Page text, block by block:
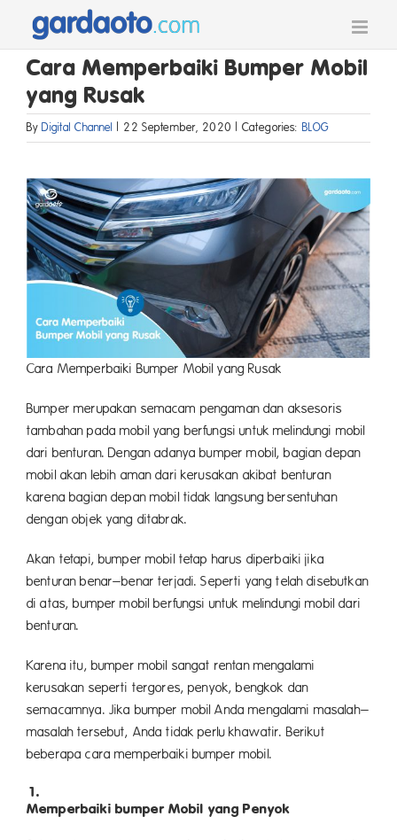
content
Cara Memperbaiki Bumper Mobil
yang Rusak
By Digital Channel | 22 September, 2020 | Categories: BLOG
Cara Memperbaiki Bumper Mobil yang Rusak
Bumper merupakan semacam pengaman dan aksesoris
tambahan pada mobil yang berfungsi untuk melindungi mobil
dari benturan. Dengan adanya bumper mobil, bagian depan
mobil akan lebih aman dari kerusakan akibat benturan
karena bagian depan mobil tidak langsung bersentuhan
dengan objek yang ditabrak.
Akan tetapi, bumper mobil tetap harus diperbaiki jika
benturan benar–benar terjadi. Seperti yang telah disebutkan
di atas, bumper mobil berfungsi untuk melindungi mobil dari
benturan.
Karena itu, bumper mobil sangat rentan mengalami
kerusakan seperti tergores, penyok, bengkok dan
semacamnya. Jika bumper mobil Anda mengalami masalah–
masalah tersebut, Anda tidak perlu khawatir. Berikut
beberapa cara memperbaiki bumper mobil.
Memperbaiki bumper Mobil yang Penyok